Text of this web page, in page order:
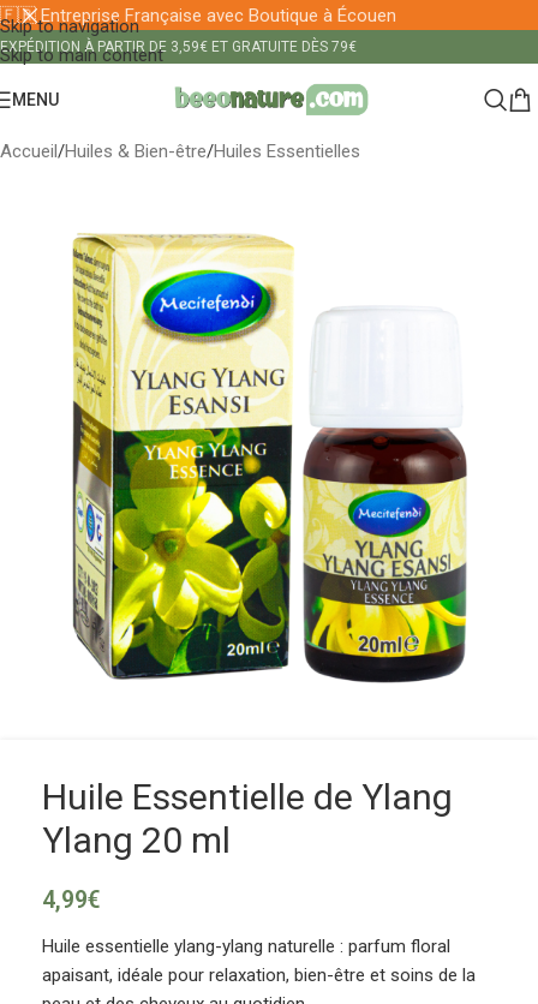
Skip to navigation
Skip to main content
🇫🇷 Entreprise Française avec Boutique à Écouen
EXPÉDITION À PARTIR DE 3,59€ ET GRATUITE DÈS 79€
MENU
Accueil/Huiles & Bien-être/Huiles Essentielles
Huile Essentielle de Ylang
Ylang 20 ml
4,99€
Huile essentielle ylang-ylang naturelle : parfum floral
apaisant, idéale pour relaxation, bien-être et soins de la